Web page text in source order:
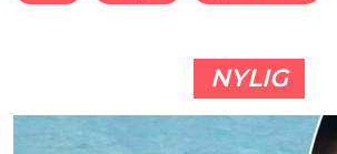
NYLIG